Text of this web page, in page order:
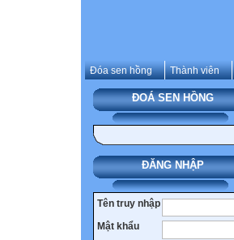
Đóa sen hồng Thành viên
ĐOÁ SEN HỒNG
ĐĂNG NHẬP
Tên truy nhập
Mật khẩu